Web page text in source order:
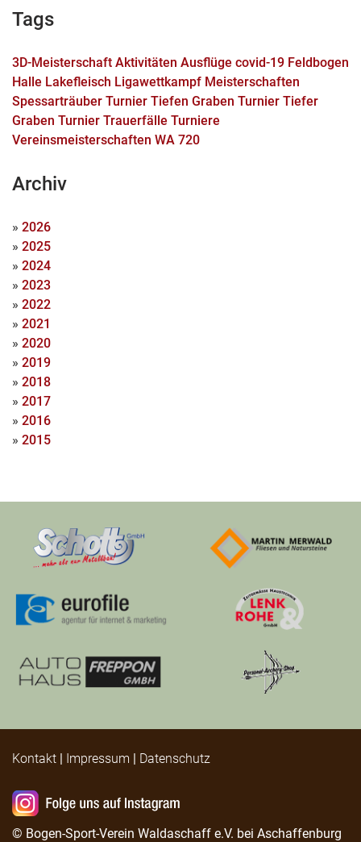
Tags
3D-Meisterschaft Aktivitäten Ausflüge covid-19 Feldbogen
Halle Lakefleisch Ligawettkampf Meisterschaften
Spessarträuber Turnier Tiefen Graben Turnier Tiefer
Graben Turnier Trauerfälle Turniere
Vereinsmeisterschaften WA 720
Archiv
» 2026
» 2025
» 2024
» 2023
» 2022
» 2021
» 2020
» 2019
» 2018
» 2017
» 2016
» 2015
© Bogen-Sport-Verein Waldaschaff e.V. bei Aschaffenburg
Kontakt | Impressum | Datenschutz